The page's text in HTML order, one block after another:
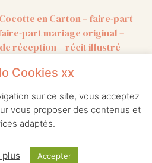
Cocotte en Carton – faire-part
part mariage original –
réception – récit illustré
part mariage unique – Faire-part
mariage authentique – Faire-part
Illustration mariage – Illustration
Cookies xx
sur ce site, vous acceptez
vous proposer des contenus et
adaptés.
plus Accepter